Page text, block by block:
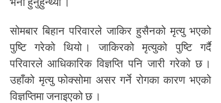
सोमबार बिहान परिवारले जाकिर हुसैनको मृत्यु भएको
पुष्टि गरेको थियो । जाकिरको मृत्युको पुष्टि गर्दै
परिवारले आधिकारिक विज्ञप्ति पनि जारी गरेको छ ।
उहाँको मृत्यु फोक्सोमा असर गर्ने रोगका कारण भएको
विज्ञप्तिमा जनाइएको छ ।